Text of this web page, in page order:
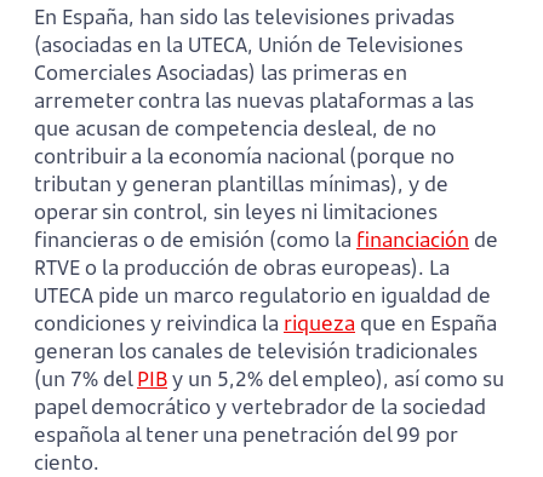
En España, han sido las televisiones privadas
(asociadas en la UTECA, Unión de Televisiones
Comerciales Asociadas) las primeras en
arremeter contra las nuevas plataformas a las
que acusan de competencia desleal, de no
contribuir a la economía nacional (porque no
tributan y generan plantillas mínimas), y de
operar sin control, sin leyes ni limitaciones
financieras o de emisión (como la financiación de
RTVE o la producción de obras europeas). La
UTECA pide un marco regulatorio en igualdad de
condiciones y reivindica la riqueza que en España
generan los canales de televisión tradicionales
(un 7% delPIBy un 5,2% del empleo), así como su
papel democrático y vertebrador de la sociedad
española al tener una penetración del 99 por
ciento.